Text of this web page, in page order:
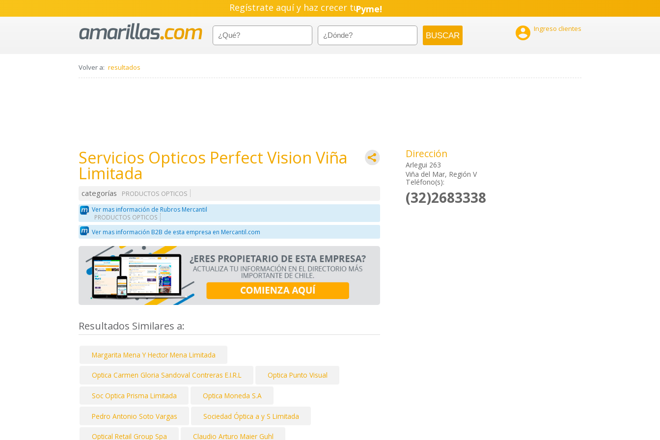
Regístrate aquí y haz crecer tuPyme!
Emprendimiento!
 Ingreso clientes
Volver a: resultados
Servicios Opticos Perfect Vision Viña
Limitada
categorías
PRODUCTOS OPTICOS
Ver mas información de Rubros Mercantil
PRODUCTOS OPTICOS
Ver mas información B2B de esta empresa en Mercantil.com
Resultados Similares a:
Margarita Mena Y Hector Mena Limitada
Optica Carmen Gloria Sandoval Contreras E.I.R.L Optica Punto Visual
Soc Optica Prisma Limitada Optica Moneda S.A
Pedro Antonio Soto Vargas Sociedad Óptica a y S Limitada
Optical Retail Group Spa Claudio Arturo Maier Guhl
Dirección
Arlegui 263
Viña del Mar, Región V
Teléfono(s):
(32)2683338